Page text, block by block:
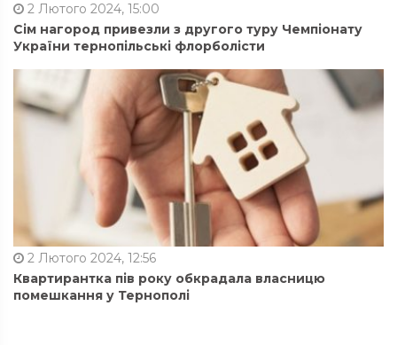
2 Лютого 2024, 15:00
Сім нагород привезли з другого туру Чемпіонату
України тернопільські флорболісти
2 Лютого 2024, 12:56
Квартирантка пів року обкрадала власницю
помешкання у Тернополі